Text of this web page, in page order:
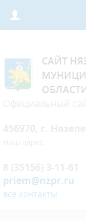
САЙТ
priem@nzpr.ru
все контакты